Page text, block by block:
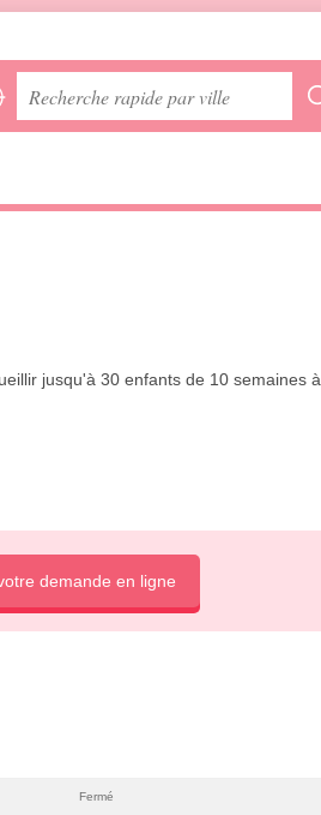
jusqu'à 30 enfants de 10 semaines à
demande en ligne
Fermé